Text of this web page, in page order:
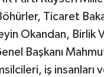
Ticaret
Okandan, Birlik
Başkanı
iş insanları